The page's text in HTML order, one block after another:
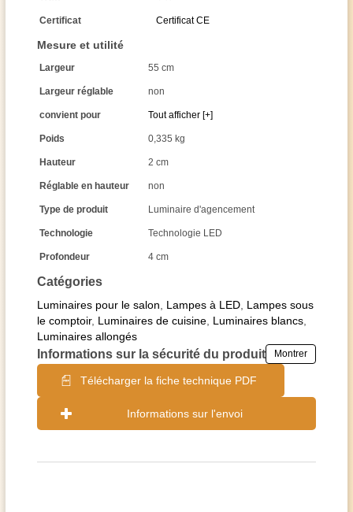
Catégories
Luminaires pour le salon Lampes à LED Lampes sous
le comptoir, Luminaires de cuisine Luminaires blancs
Luminaires allongés
Informations sur la sécurité du produit Montrer
Télécharger la fiche technique PDF
Informations sur l'envoi
Certificat Certificat CE
Mesure et utilité
Largeur 55 cm
Largeur réglable non
convient pour Tout afficher [+]
Poids 0,335 kg
Hauteur 2 cm
Réglable en hauteur non
Type de produit Luminaire d'agencement
Technologie Technologie LED
Profondeur 4 cm